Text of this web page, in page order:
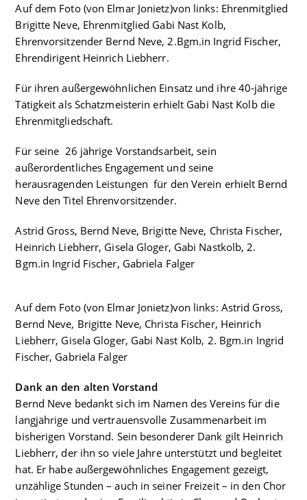
Auf dem Foto (von Elmar Jonietz)von links: Ehrenmitglied
Brigitte Neve, Ehrenmitglied Gabi Nast Kolb,
Ehrenvorsitzender Bernd Neve, 2.Bgm.in Ingrid Fischer,
Ehrendirigent Heinrich Liebherr.
Für ihren außergewöhnlichen Einsatz und ihre 40‑jährige
Tätigkeit als Schatzmeisterin erhielt Gabi Nast Kolb die
Ehrenmitgliedschaft.
Für seine 26 jährige Vorstandsarbeit, sein
außerordentliches Engagement und seine
herausragenden Leistungen für den Verein erhielt Bernd
Neve den Titel Ehrenvorsitzender.
Astrid Gross, Bernd Neve, Brigitte Neve, Christa Fischer,
Heinrich Liebherr, Gisela Gloger, Gabi Nastkolb, 2.
Bgm.in Ingrid Fischer, Gabriela Falger
Auf dem Foto (von Elmar Jonietz)von links: Astrid Gross,
Bernd Neve, Brigitte Neve, Christa Fischer, Heinrich
Liebherr, Gisela Gloger, Gabi Nast Kolb, 2. Bgm.in Ingrid
Fischer, Gabriela Falger
Dank an den alten Vorstand
Bernd Neve bedankt sich im Namen des Vereins für die
langjährige und vertrauensvolle Zusammenarbeit im
bisherigen Vorstand. Sein besonderer Dank gilt Heinrich
Liebherr, der ihn so viele Jahre unterstützt und begleitet
hat. Er habe außergewöhnliches Engagement gezeigt,
unzählige Stunden – auch in seiner Freizeit – in den Chor